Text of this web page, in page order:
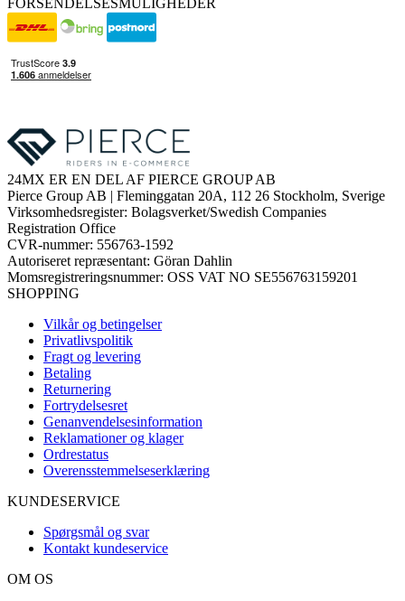
FORSENDELSESMULIGHEDER
24MX ER EN DEL AF PIERCE GROUP AB
Pierce Group AB | Fleminggatan 20A, 112 26 Stockholm, Sverige
Virksomhedsregister: Bolagsverket/Swedish Companies
Registration Office
CVR-nummer: 556763-1592
Autoriseret repræsentant: Göran Dahlin
Momsregistreringsnummer: OSS VAT NO SE556763159201
SHOPPING
Vilkår og betingelser
Privatlivspolitik
Fragt og levering
Betaling
Returnering
Fortrydelsesret
Genanvendelsesinformation
Reklamationer og klager
Ordrestatus
Overensstemmelseserklæring
KUNDESERVICE
Spørgsmål og svar
Kontakt kundeservice
OM OS